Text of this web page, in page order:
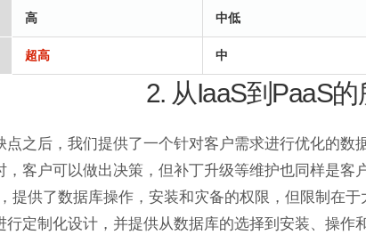
高 中低
超高 中
2. 从IaaS到PaaS
之后，我们提供了一个针对客户需求进行优化的数
客户可以做出决策，但补丁升级等维护也同样是客
提供了数据库操作，安装和灾备的权限，但限制在于
定制化设计，并提供从数据库的选择到安装、操作